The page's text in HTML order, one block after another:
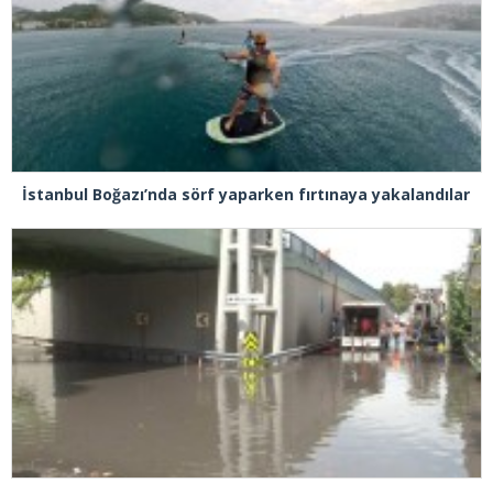
İstanbul Boğazı’nda sörf yaparken fırtınaya yakalandılar